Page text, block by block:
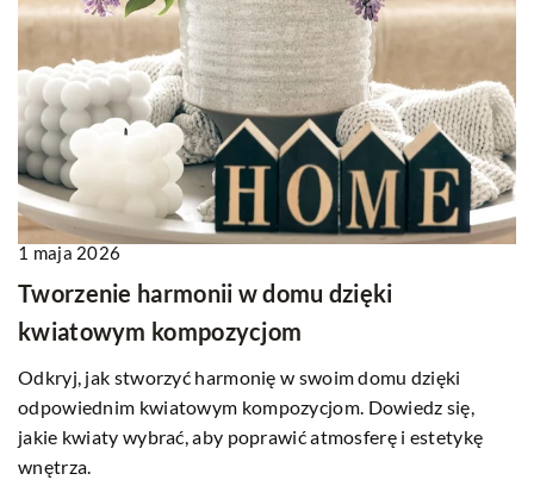
1 maja 2026
Tworzenie harmonii w domu dzięki
kwiatowym kompozycjom
Odkryj, jak stworzyć harmonię w swoim domu dzięki
odpowiednim kwiatowym kompozycjom. Dowiedz się,
jakie kwiaty wybrać, aby poprawić atmosferę i estetykę
wnętrza.